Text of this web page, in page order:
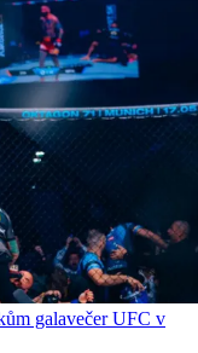
galavečer UFC v